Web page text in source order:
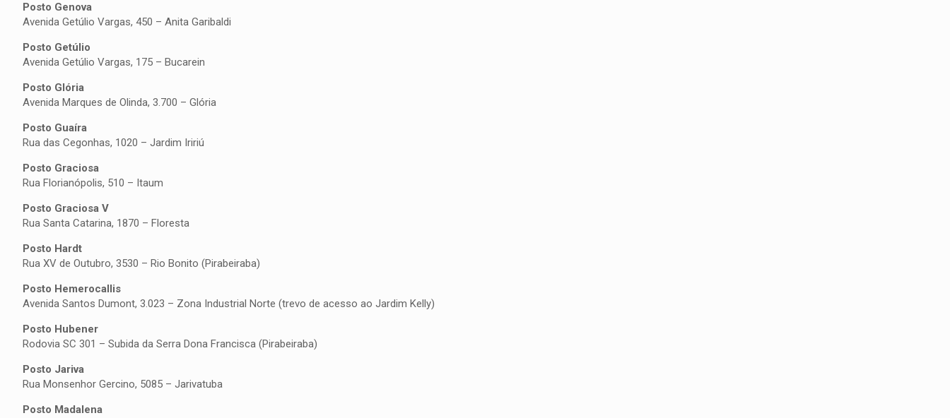
Posto Genova
Avenida Getúlio Vargas, 450 – Anita Garibaldi
Posto Getúlio
Avenida Getúlio Vargas, 175 – Bucarein
Posto Glória
Avenida Marques de Olinda, 3.700 – Glória
Posto Guaíra
Rua das Cegonhas, 1020 – Jardim Iririú
Posto Graciosa
Rua Florianópolis, 510 – Itaum
Posto Graciosa V
Rua Santa Catarina, 1870 – Floresta
Posto Hardt
Rua XV de Outubro, 3530 – Rio Bonito (Pirabeiraba)
Posto Hemerocallis
Avenida Santos Dumont, 3.023 – Zona Industrial Norte (trevo de acesso ao Jardim Kelly)
Posto Hubener
Rodovia SC 301 – Subida da Serra Dona Francisca (Pirabeiraba)
Posto Jariva
Rua Monsenhor Gercino, 5085 – Jarivatuba
Posto Madalena